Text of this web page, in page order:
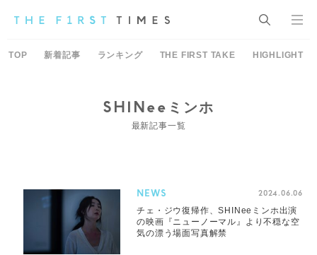
TOP 新着記事 ランキング THE FIRST TAKE HIGHLIGHT
SHINeeミンホ
最新記事一覧
NEWS 2024.06.06
チェ・ジウ復帰作、SHINeeミンホ出演
の映画『ニューノーマル』より不穏な空
気の漂う場面写真解禁